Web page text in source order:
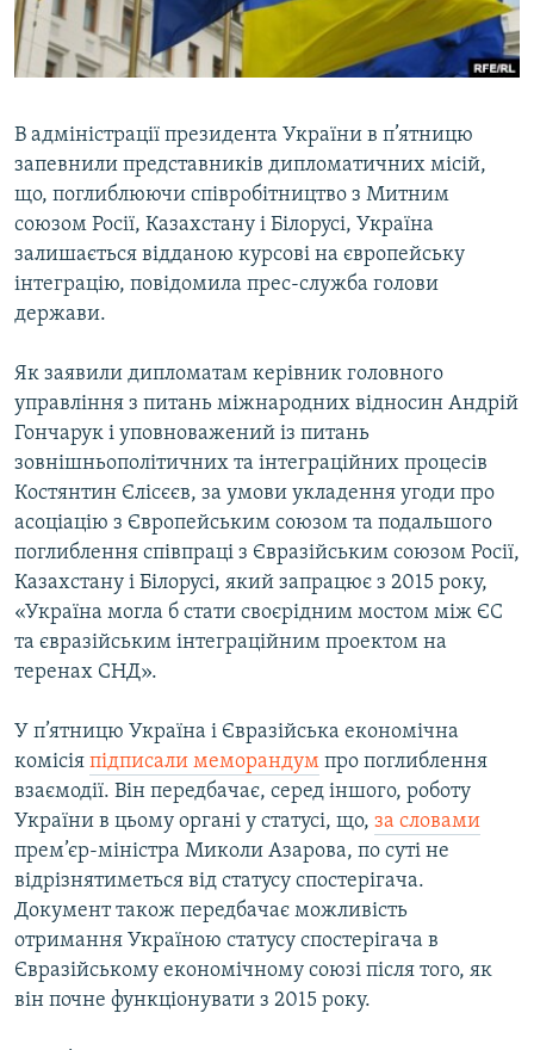
ВІДЕОУРОКИ «ELIFBE»
СВІДЧЕННЯ ОКУПАЦІЇ
ІНФОГРАФІКА
Русский
Qırımtatar
ДОЛУЧАЙСЯ!
Усі сайти RFE/RL
В адміністрації президента України в п’ятницю
запевнили представників дипломатичних місій,
що, поглиблюючи співробітництво з Митним
союзом Росії, Казахстану і Білорусі, Україна
залишається відданою курсові на європейську
інтеграцію, повідомила прес-служба голови
держави.
Як заявили дипломатам керівник головного
управління з питань міжнародних відносин Андрій
Гончарук і уповноважений із питань
зовнішньополітичних та інтеграційних процесів
Костянтин Єлісєєв, за умови укладення угоди про
асоціацію з Європейським союзом та подальшого
поглиблення співпраці з Євразійським союзом Росії,
Казахстану і Білорусі, який запрацює з 2015 року,
«Україна могла б стати своєрідним мостом між ЄС
та євразійським інтеграційним проектом на
теренах СНД».
У п’ятницю Україна і Євразійська економічна
комісія підписали меморандум про поглиблення
взаємодії. Він передбачає, серед іншого, роботу
України в цьому органі у статусі, що, за словами
прем’єр-міністра Миколи Азарова, по суті не
відрізнятиметься від статусу спостерігача.
Документ також передбачає можливість
отримання Україною статусу спостерігача в
Євразійському економічному союзі після того, як
він почне функціонувати з 2015 року.